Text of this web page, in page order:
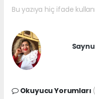
Bu yazıya hiç ifade
Okuyucu Yorumları